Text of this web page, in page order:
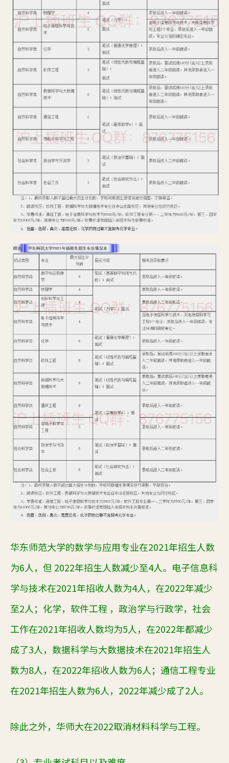
华东师范大学的数学与应用专业在2021年招生人数
为6人，但 2022年招生人数减少至4人。电子信息科
学与技术在2021年招收人数为4人，在2022年减少
至2人；化学，软件工程 ，政治学与行政学，社会
工作在2021年招收人数均为5人，在2022年都减少
成了3人，数据科学与大数据技术在2021年招生人
数为8人，在2022年招收人数为6人；通信工程专业
在2021年招生人数为6人，2022年减少成了2人。
除此之外，华师大在2022取消材料科学与工程。